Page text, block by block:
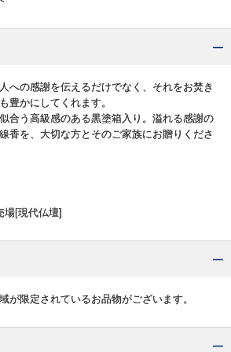
への感謝を伝えるだけでなく、それをお焚き
豊かにしてくれます。
合う高級感のある黒塗箱入り。溢れる感謝の
香を、大切な方とそのご家族にお贈りくださ
場[現代仏壇]
が限定されているお品物がございます。